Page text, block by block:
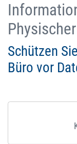
Schützen
Büro vor